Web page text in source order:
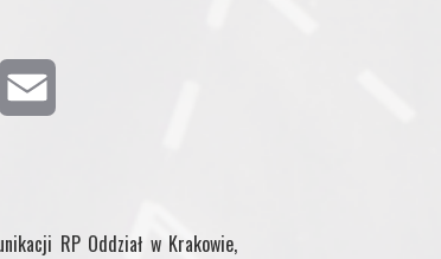
RP Oddział w Krakowie,